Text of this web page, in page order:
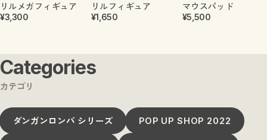
リルメガフィギュア
¥3,300
リルフィギュア
¥1,650
マウスパッド
¥5,500
Categories
カテゴリ
ダンガンロンパ シリーズ POP UP SHOP 2022